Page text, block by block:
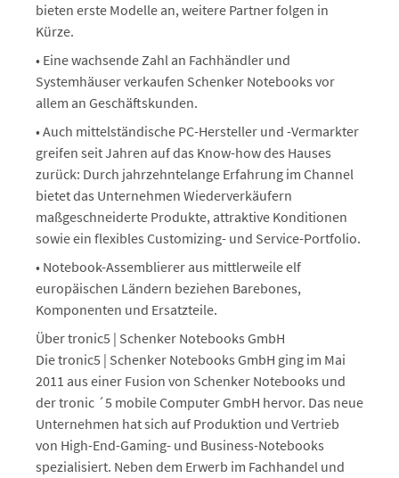
bieten erste Modelle an, weitere Partner folgen in
Kürze.
• Eine wachsende Zahl an Fachhändler und
Systemhäuser verkaufen Schenker Notebooks vor
allem an Geschäftskunden.
• Auch mittelständische PC-Hersteller und -Vermarkter
greifen seit Jahren auf das Know-how des Hauses
zurück: Durch jahrzehntelange Erfahrung im Channel
bietet das Unternehmen Wiederverkäufern
maßgeschneiderte Produkte, attraktive Konditionen
sowie ein flexibles Customizing- und Service-Portfolio.
• Notebook-Assemblierer aus mittlerweile elf
europäischen Ländern beziehen Barebones,
Komponenten und Ersatzteile.
Über tronic5 | Schenker Notebooks GmbH
Die tronic5 | Schenker Notebooks GmbH ging im Mai
2011 aus einer Fusion von Schenker Notebooks und
der tronic ´5 mobile Computer GmbH hervor. Das neue
Unternehmen hat sich auf Produktion und Vertrieb
von High-End-Gaming- und Business-Notebooks
spezialisiert. Neben dem Erwerb im Fachhandel und